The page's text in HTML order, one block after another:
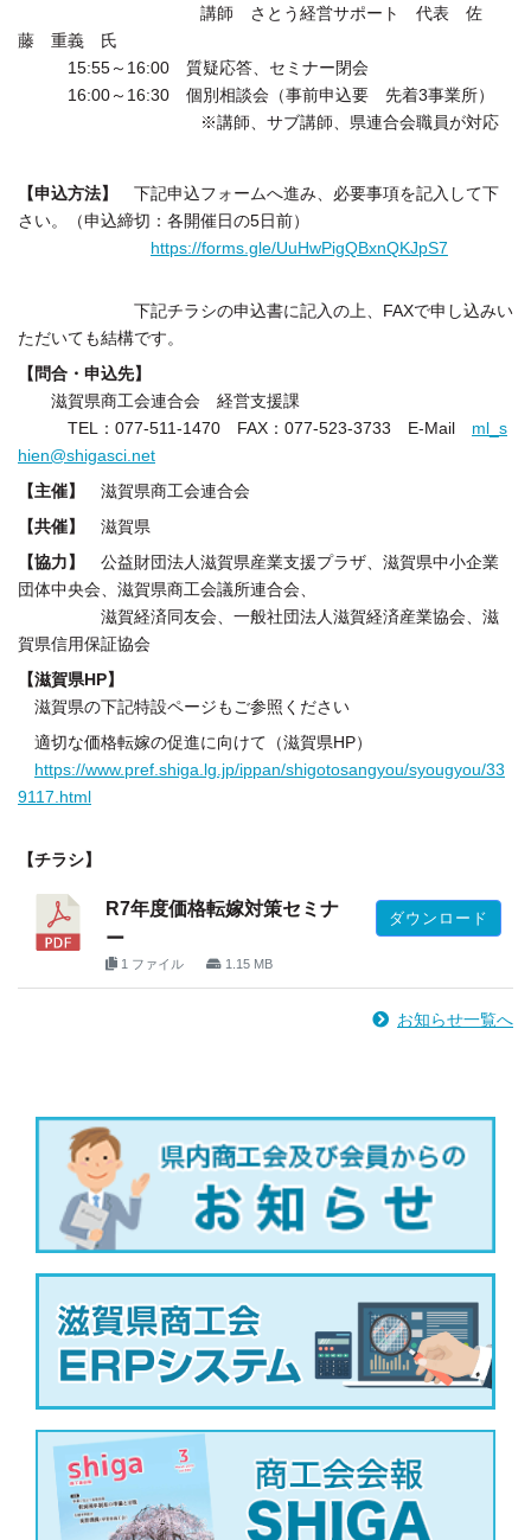
講師 さとう経営サポート 代表 佐
藤 重義 氏
15:55～16:00 質疑応答、セミナー閉会
16:00～16:30 個別相談会（事前申込要 先着3事業所）
※講師、サブ講師、県連合会職員が対応
【申込方法】
下記申込フォームへ進み、必要事項を記入して下
さい。（申込締切：各開催日の5日前）
https://forms.gle/UuHwPigQBxnQKJpS7
下記チラシの申込書に記入の上、FAXで申し込みい
ただいても結構です。
【問合・申込先】
滋賀県商工会連合会 経営支援課
TEL：077-511-1470 FAX：077-523-3733 E-Mail ml_s
hien@shigasci.net
【主催】 滋賀県商工会連合会
【共催】 滋賀県
【協力】 公益財団法人滋賀県産業支援プラザ、滋賀県中小企業
団体中央会、滋賀県商工会議所連合会、
滋賀経済同友会、一般社団法人滋賀経済産業協会、滋
賀県信用保証協会
【滋賀県HP】
滋賀県の下記特設ページもご参照ください
適切な価格転嫁の促進に向けて（滋賀県HP）
https://www.pref.shiga.lg.jp/ippan/shigotosangyou/syougyou/33
9117.html
【チラシ】
R7年度価格転嫁対策セミナ
ー
1 ファイル 1.15 MB
ダウンロード
お知らせ一覧へ